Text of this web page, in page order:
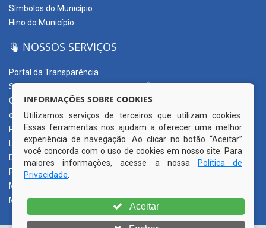
Símbolos do Município
Hino do Município
NOSSOS SERVIÇOS
Portal da Transparência
SERVIÇOS DIGITAIS: CONECTA CORTÊS
Ouvidoria Municipal
e-SIC
Processos de Licitação
Licitações em andamento
Diário Oficial
Publicações Oficiais
Mapa do Site
Mais Serviços
INFORMAÇÕES SOBRE COOKIES
Utilizamos serviços de terceiros que utilizam cookies.
Essas ferramentas nos ajudam a oferecer uma melhor
experiência de navegação. Ao clicar no botão “Aceitar”
você concorda com o uso de cookies em nosso site. Para
maiores informações, acesse a nossa
Política de
Privacidade
Aceitar